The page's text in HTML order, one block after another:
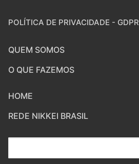
POLÍTICA DE PRIVACIDADE - GDPR
QUEM SOMOS
O QUE FAZEMOS
HOME
REDE NIKKEI BRASIL